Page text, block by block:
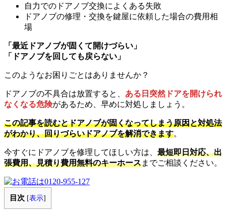
自力でのドアノブ交換によくある失敗
ドアノブの修理・交換を鍵屋に依頼した場合の費用相
場
「最近ドアノブが固くて開けづらい」
「ドアノブを回しても戻らない」
このようなお困りごとはありませんか？
ドアノブの不具合は放置すると、 ある日突然ドアを開けられ
なくなる危険があるため、早めに対処しましょう 。
この記事を読むとドアノブが固くなってしまう原因と対処法
がわかり、回りづらいドアノブを解消できます。
今すぐにドアノブを修理してほしい方は、 最短即日対応、出
張費用、見積り費用無料のキーホースまでご相談ください。
目次 [表示]